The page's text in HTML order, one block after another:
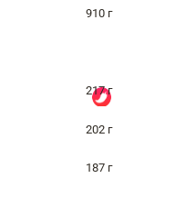
910 г
217 г
202 г
187 г